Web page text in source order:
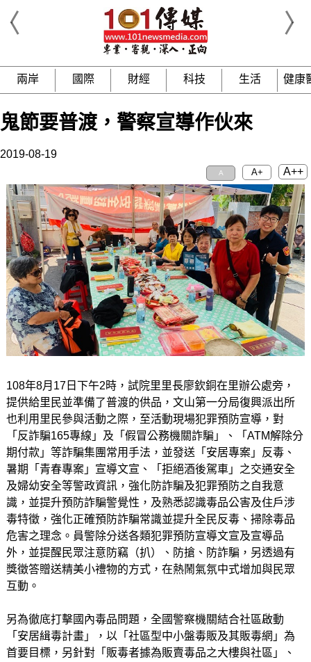
兩岸 國際 財經 科技 生活 健康
鬼節要普渡，警察宣導作伙來
2019-08-19
A A+ A++
108年8月17日下午2時，試院里里長廖欽銅在里辦公處旁，
提供給里民並準備了普渡的供品，文山第一分局復興派出所
也利用里民參與活動之際，至活動現場犯罪預防宣導，對
「反詐騙165專線」及「假冒公務機關詐騙」、「ATM解除分
期付款」等詐騙集團常用手法，並發送「安居專案」反毒、
暑期「青春專案」宣導文宣、「拒絕酒後駕車」之交通安全
及婦幼安全等警政資訊，強化防詐騙及犯罪預防之自我意
識，並提升預防詐騙警覺性，及熟悉認識毒品公害及住戶涉
毒特徵，強化正確預防詐騙常識並提升全民反毒、掃除毒品
危害之理念。員警除分送各類犯罪預防宣導文宣及宣導品
外，並提醒民眾注意防竊（扒）、防搶、防詐騙，另透過有
獎徵答贈送精美小禮物的方式，在熱鬧氣氛中式增加與民眾
互動。
另為徹底打擊國內毒品問題，全國警察機關結合社區啟動
「安居緝毒計畫」，以「社區型中小盤毒販及其販毒網」為
首要目標，另針對「販毒者據為販賣毒品之大樓與社區」、